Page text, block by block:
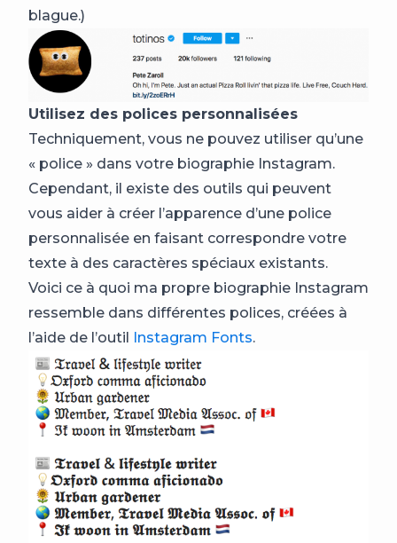
blague.)
Utilisez des polices personnalisées
Techniquement, vous ne pouvez utiliser qu’une
« police » dans votre biographie Instagram.
Cependant, il existe des outils qui peuvent
vous aider à créer l’apparence d’une police
personnalisée en faisant correspondre votre
texte à des caractères spéciaux existants.
Voici ce à quoi ma propre biographie Instagram
ressemble dans différentes polices, créées à
l’aide de l’outil Instagram Fonts.